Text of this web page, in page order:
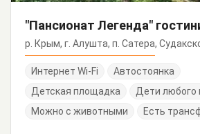
"Пансионат Легенда"
р. Крым, г. Алушта, п. Сатера,
Интернет Wi-Fi
Автостоянка
Детская площадка
Дети любого
Можно с животными
Есть